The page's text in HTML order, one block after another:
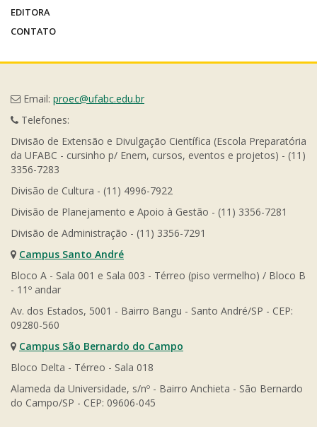
EDITORA
CONTATO
Email: proec@ufabc.edu.br
Telefones:
Divisão de Extensão e Divulgação Científica (Escola Preparatória
da UFABC - cursinho p/ Enem, cursos, eventos e projetos) - (11)
3356-7283
Divisão de Cultura - (11) 4996-7922
Divisão de Planejamento e Apoio à Gestão - (11) 3356-7281
Divisão de Administração - (11) 3356-7291
Campus Santo André
Bloco A - Sala 001 e Sala 003 - Térreo (piso vermelho) / Bloco B
- 11º andar
Av. dos Estados, 5001 - Bairro Bangu - Santo André/SP - CEP:
09280-560
Campus São Bernardo do Campo
Bloco Delta - Térreo - Sala 018
Alameda da Universidade, s/nº - Bairro Anchieta - São Bernardo
do Campo/SP - CEP: 09606-045